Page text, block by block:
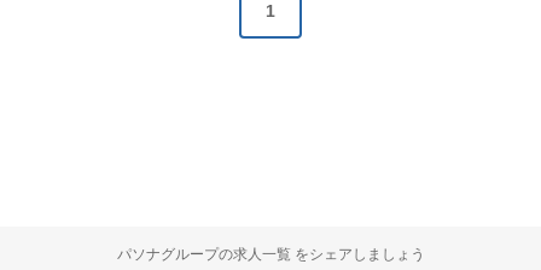
1
パソナグループの求人一覧 をシェアしましょう